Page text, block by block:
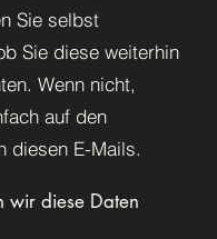
Sie selbst
Sie diese weiterhin
Wenn nicht,
auf den
diesen E-Mails.
wir diese Daten